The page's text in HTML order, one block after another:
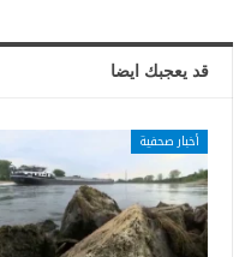
قد يعجبك ايضا
أخبار صحفية